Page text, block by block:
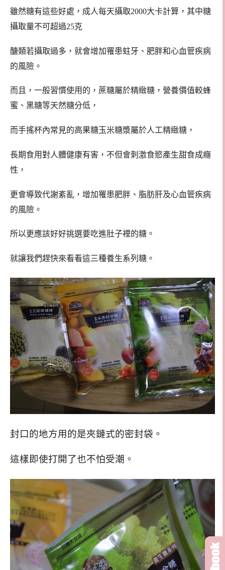
雖然糖有這些好處，成人每天攝取2000大卡計算，其中糖
攝取量不可超過25克
醣類若攝取過多，就會增加罹患蛀牙、肥胖和心血管疾病
的風險。
而且，一般習慣使用的，蔗糖屬於精緻糖，營養價值較蜂
蜜、黑糖等天然糖分低，
而手搖杯內常見的高果糖玉米糖漿屬於人工精緻糖，
長期食用對人體健康有害，不但會刺激食慾產生甜食成癮
性，
更會導致代謝紊亂，增加罹患肥胖、脂肪肝及心血管疾病
的風險。
所以更應該好好挑選要吃進肚子裡的糖。
就讓我們趕快來看看這三種養生系列糖。
封口的地方用的是夾鏈式的密封袋。
這樣即使打開了也不怕受潮。